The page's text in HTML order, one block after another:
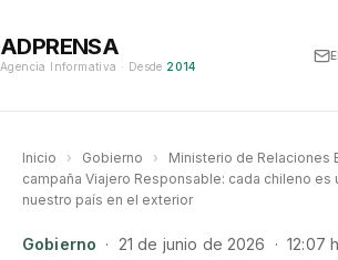
ADPRENSA
Agencia Informativa · Desde 2014
Inicio › Gobierno ›
Ministerio de Relaciones
campaña Viajero Responsable: cada chileno es
nuestro país en el exterior
Gobierno · 21 de junio de 2026 · 12:07